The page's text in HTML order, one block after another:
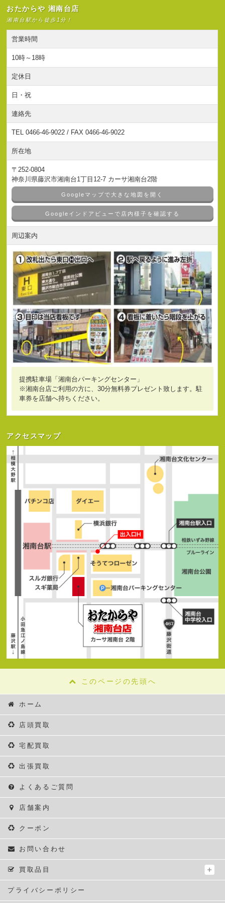
おたからや 湘南台店
湘南台駅から徒歩1分！
営業時間
10時～18時
定休日
日・祝
連絡先
TEL 0466-46-9022 / FAX 0466-46-9022
所在地
〒252-0804
神奈川県藤沢市湘南台1丁目12-7 カーサ湘南台2階
Googleマップで大きな地図を開く
Googleインドアビューで店内様子を確認する
周辺案内
提携駐車場「湘南台パーキングセンター」
※湘南台店ご利用の方に、30分無料券プレゼント致します。駐
車券を店舗へ持ちください。
アクセスマップ
このページの先頭へ
ホーム
店頭買取
宅配買取
出張買取
よくあるご質問
店舗案内
クーポン
お問い合わせ
買取品目
プライバシーポリシー